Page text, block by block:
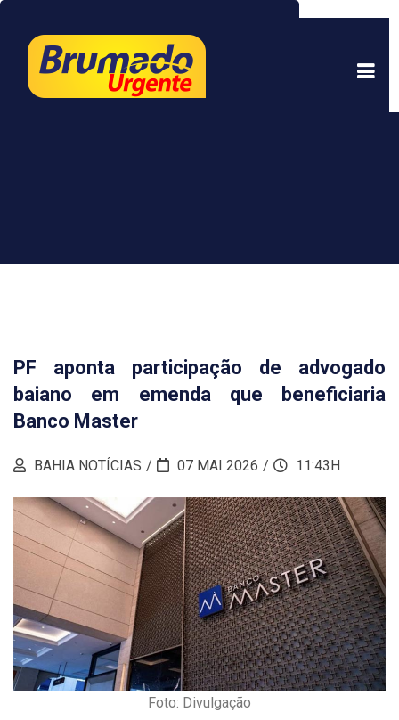
experiência. Ao continuar a navegar, você está
de acordo com isso.Saber mais.
PF aponta participação de advogado
baiano em emenda que beneficiaria
Banco Master
BAHIA NOTÍCIAS 07 MAI 2026 11:43H
Foto: Divulgação